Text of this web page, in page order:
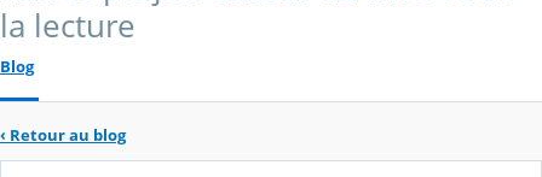
la lecture
Blog
‹ Retour au blog